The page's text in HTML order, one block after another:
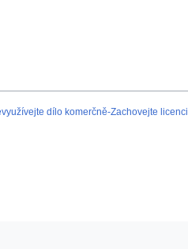
dílo komerčně-Zachovejte licenci